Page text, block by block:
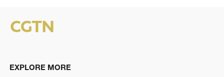
EXPLORE MORE